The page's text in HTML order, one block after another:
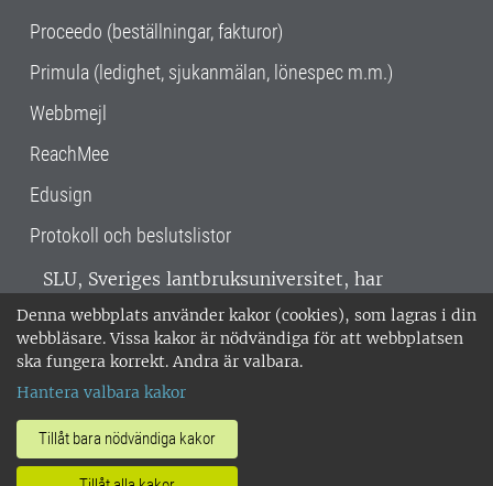
Denna webbplats använder kakor (cookies), som lagras i din
webbläsare. Vissa kakor är nödvändiga för att webbplatsen
ska fungera korrekt. Andra är valbara.
Hantera valbara kakor
Tillåt bara nödvändiga kakor
Proceedo (beställningar, fakturor)
Primula (ledighet, sjukanmälan, lönespec m.m.)
Webbmejl
ReachMee
Edusign
Protokoll och beslutslistor
SLU, Sveriges lantbruksuniversitet, har
verksamhet över hela Sverige. Huvudorter är
Alnarp, Uppsala och Umeå.SLU är
miljöcertifierat enligt ISO 14001. •
018-67 10 00 • Org nr: 202100-2817 •
Om SLU:s webbplatser
•Hantera kakor•Behandling av